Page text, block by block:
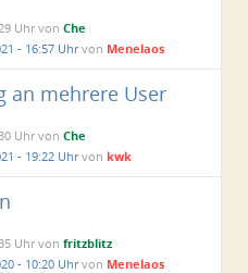
Uhr vonChe
- 16:57 Uhrvon Menelaos
an mehrere User
Uhr vonChe
- 19:22 Uhrvonkwk
Uhr vonfritzblitz
- 10:20 Uhrvon Menelaos